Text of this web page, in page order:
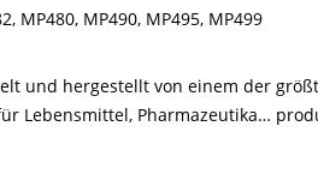
MP480, MP490, MP495, MP499
und hergestellt von einem der
Lebensmittel, Pharmazeutika…